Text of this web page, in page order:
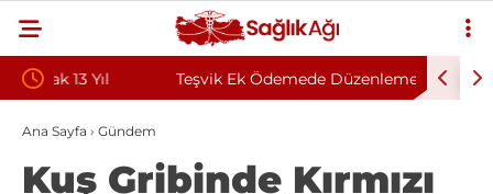
Teşvik Ek Ödemede Düzenleme Yolda: Genç
Sağlık Sendikası Sahanın Taleplerini Kamu
Hastaneleri Genel Müdürü’ne İletti
Ana Sayfa › Gündem
Kuş Gribinde Kırmızı